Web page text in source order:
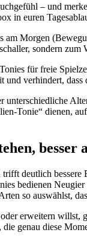
– und
in euren
Morgen
sondern zum
für freie
verhindert, dass
Tonie“ dienen,
besser
deutlich
bedienen
so auswählst,
erweitern
genau diese